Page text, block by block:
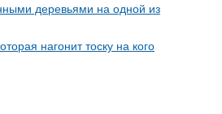
деревьями на одной из
нагонит тоску на кого